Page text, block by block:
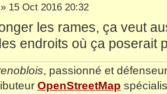
15 Oct 2016 20:32
les rames, ça veut
endroits où ça poserait
, passionné et
OpenStreetMap